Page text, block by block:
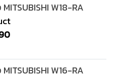
W18-RA
W16-RA